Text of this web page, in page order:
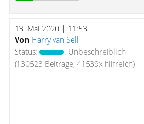
13. Mai 2020 | 11:53
Von Harry van Sell
Status:
Unbeschreiblich
(130523 Beiträge, 41539x hilfreich)